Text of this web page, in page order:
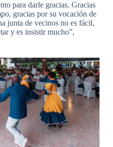
para darle gracias. Gracias
gracias por su vocación de
junta de vecinos no es fácil,
y es insistir mucho”,